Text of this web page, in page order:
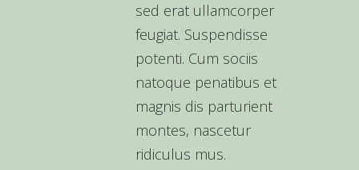
sed erat ullamcorper
feugiat. Suspendisse
potenti. Cum sociis
natoque penatibus et
magnis dis parturient
montes, nascetur
ridiculus mus.